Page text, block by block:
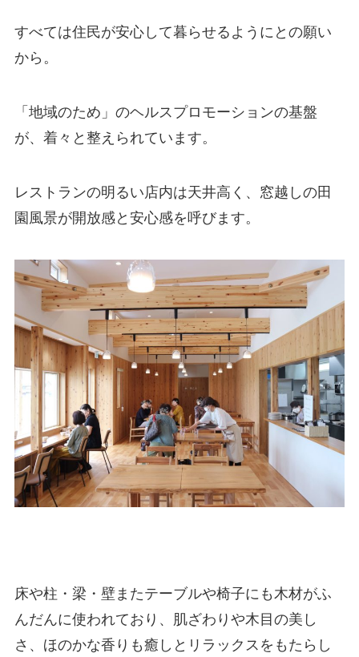
すべては住民が安心して暮らせるようにとの願い
から。
「地域のため」のヘルスプロモーションの基盤
が、着々と整えられています。
レストランの明るい店内は天井高く、窓越しの田
園風景が開放感と安心感を呼びます。
床や柱・梁・壁またテーブルや椅子にも木材がふ
んだんに使われており、肌ざわりや木目の美し
さ、ほのかな香りも癒しとリラックスをもたらし